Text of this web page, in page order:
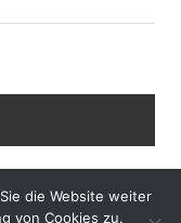
die Website weiter
von Cookies zu.